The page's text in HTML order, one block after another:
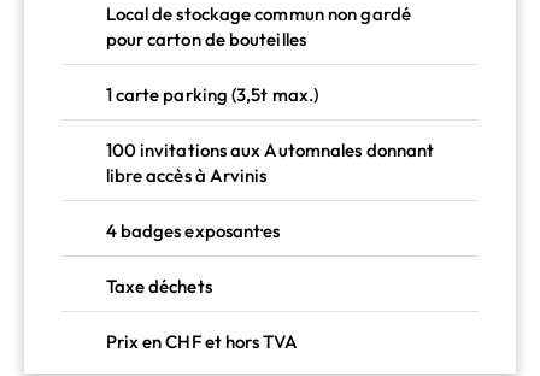
Local de stockage commun non gardé
pour carton de bouteilles
1 carte parking (3,5t max.)
100 invitations aux Automnales donnant
libre accès à Arvinis
4 badges exposant·es
Taxe déchets
Prix en CHF et hors TVA